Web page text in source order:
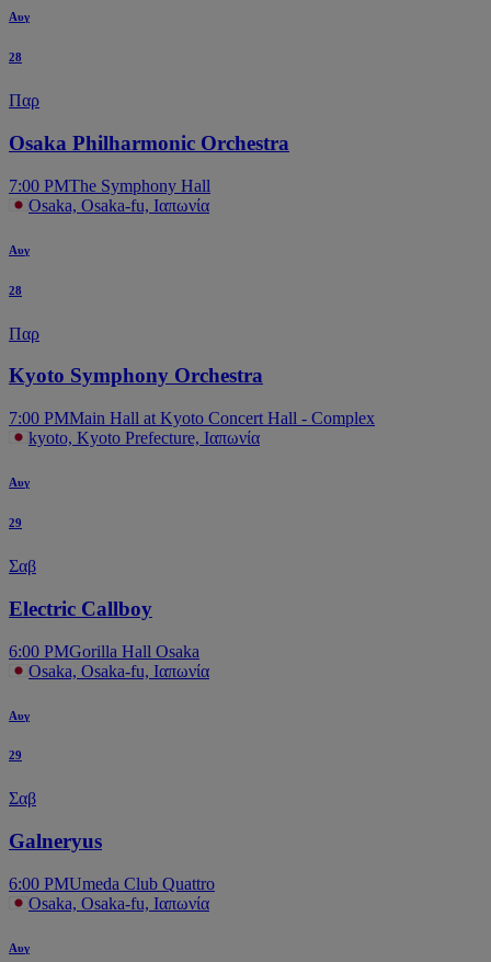
Αυγ
28
Παρ
Osaka Philharmonic Orchestra
7:00 PMThe Symphony Hall
Osaka, Osaka-fu, Ιαπωνία
Αυγ
28
Παρ
Kyoto Symphony Orchestra
7:00 PMMain Hall at Kyoto Concert Hall - Complex
kyoto, Kyoto Prefecture, Ιαπωνία
Αυγ
29
Σαβ
Electric Callboy
6:00 PMGorilla Hall Osaka
Osaka, Osaka-fu, Ιαπωνία
Αυγ
29
Σαβ
Galneryus
6:00 PMUmeda Club Quattro
Osaka, Osaka-fu, Ιαπωνία
Αυγ